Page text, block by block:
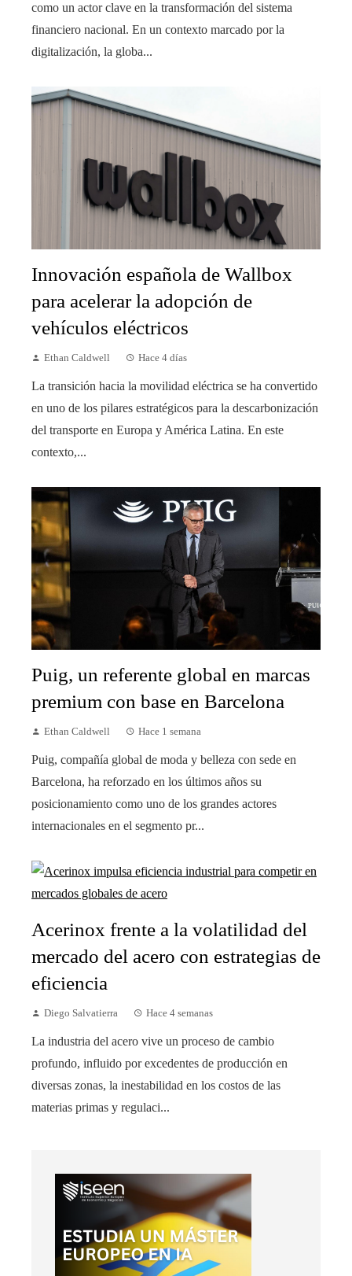
como un actor clave en la transformación del sistema
financiero nacional. En un contexto marcado por la
digitalización, la globa...
Innovación española de Wallbox
para acelerar la adopción de
vehículos eléctricos
Ethan Caldwell Hace 4 días
La transición hacia la movilidad eléctrica se ha convertido
en uno de los pilares estratégicos para la descarbonización
del transporte en Europa y América Latina. En este
contexto,...
Puig, un referente global en marcas
premium con base en Barcelona
Ethan Caldwell Hace 1 semana
Puig, compañía global de moda y belleza con sede en
Barcelona, ha reforzado en los últimos años su
posicionamiento como uno de los grandes actores
internacionales en el segmento pr...
Acerinox frente a la volatilidad del
mercado del acero con estrategias de
eficiencia
Diego Salvatierra Hace 4 semanas
La industria del acero vive un proceso de cambio
profundo, influido por excedentes de producción en
diversas zonas, la inestabilidad en los costos de las
materias primas y regulaci...